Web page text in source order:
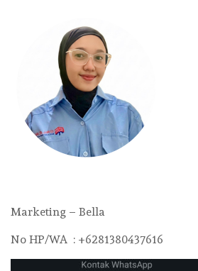
Marketing – Bella
No HP/WA : +6281380437616